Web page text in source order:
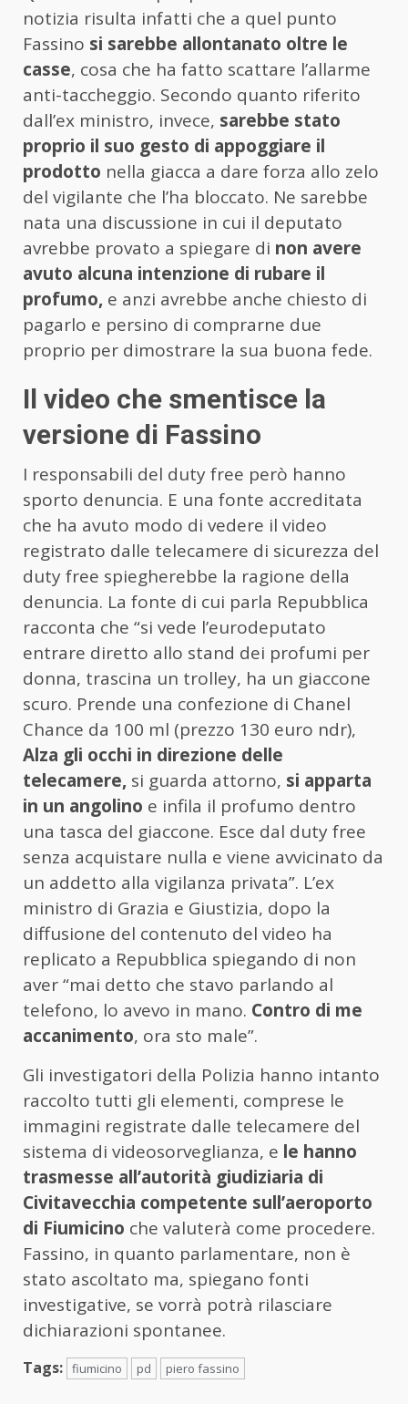
notizia risulta infatti che a quel punto
Fassino si sarebbe allontanato oltre le
casse, cosa che ha fatto scattare l’allarme
anti-taccheggio. Secondo quanto riferito
dall’ex ministro, invece, sarebbe stato
proprio il suo gesto di appoggiare il
prodotto nella giacca a dare forza allo zelo
del vigilante che l’ha bloccato. Ne sarebbe
nata una discussione in cui il deputato
avrebbe provato a spiegare di non avere
avuto alcuna intenzione di rubare il
profumo, e anzi avrebbe anche chiesto di
pagarlo e persino di comprarne due
proprio per dimostrare la sua buona fede.
Il video che smentisce la
versione di Fassino
I responsabili del duty free però hanno
sporto denuncia. E una fonte accreditata
che ha avuto modo di vedere il video
registrato dalle telecamere di sicurezza del
duty free spiegherebbe la ragione della
denuncia. La fonte di cui parla Repubblica
racconta che “si vede l’eurodeputato
entrare diretto allo stand dei profumi per
donna, trascina un trolley, ha un giaccone
scuro. Prende una confezione di Chanel
Chance da 100 ml (prezzo 130 euro ndr),
Alza gli occhi in direzione delle
telecamere, si guarda attorno, si apparta
in un angolino e infila il profumo dentro
una tasca del giaccone. Esce dal duty free
senza acquistare nulla e viene avvicinato da
un addetto alla vigilanza privata”. L’ex
ministro di Grazia e Giustizia, dopo la
diffusione del contenuto del video ha
replicato a Repubblica spiegando di non
aver “mai detto che stavo parlando al
telefono, lo avevo in mano. Contro di me
accanimento, ora sto male”.
Gli investigatori della Polizia hanno intanto
raccolto tutti gli elementi, comprese le
immagini registrate dalle telecamere del
sistema di videosorveglianza, e le hanno
trasmesse all’autorità giudiziaria di
Civitavecchia competente sull’aeroporto
di Fiumicino che valuterà come procedere.
Fassino, in quanto parlamentare, non è
stato ascoltato ma, spiegano fonti
investigative, se vorrà potrà rilasciare
dichiarazioni spontanee.
Tags: fiumicino pd piero fassino